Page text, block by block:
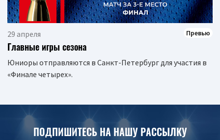
29 апреля Превью
Главные игры сезона
Юниоры отправляются в Санкт-Петербург для участия в
«Финале четырех».
ПОДПИШИТЕСЬ НА НАШУ РАССЫЛКУ